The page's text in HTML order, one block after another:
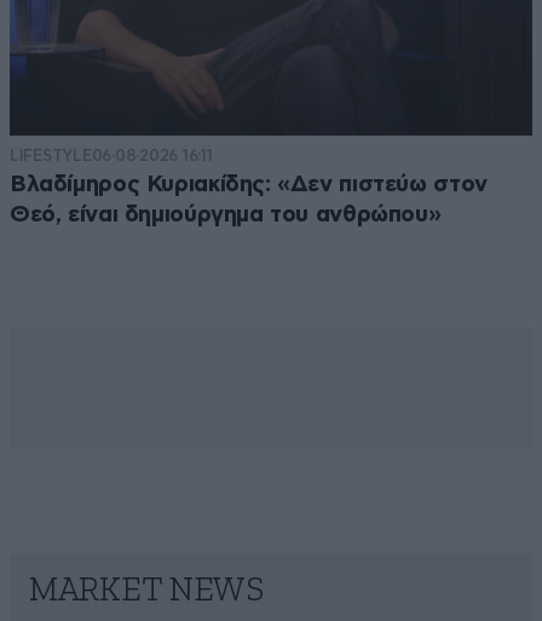
LIFESTYLE06·08·2026 16:11
Βλαδίμηρος Κυριακίδης: «Δεν πιστεύω στον
Θεό, είναι δημιούργημα του ανθρώπου»
MARKET NEWS